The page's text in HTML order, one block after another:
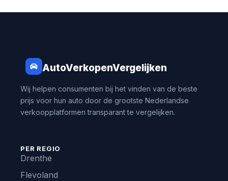
AutoVerkopenVergelijken
Wij helpen consumenten bij het vinden van de beste
prijs voor hun auto door de grootste Nederlandse
verkoopplatformen transparant te vergelijken.
PER REGIO
Drenthe
Flevoland